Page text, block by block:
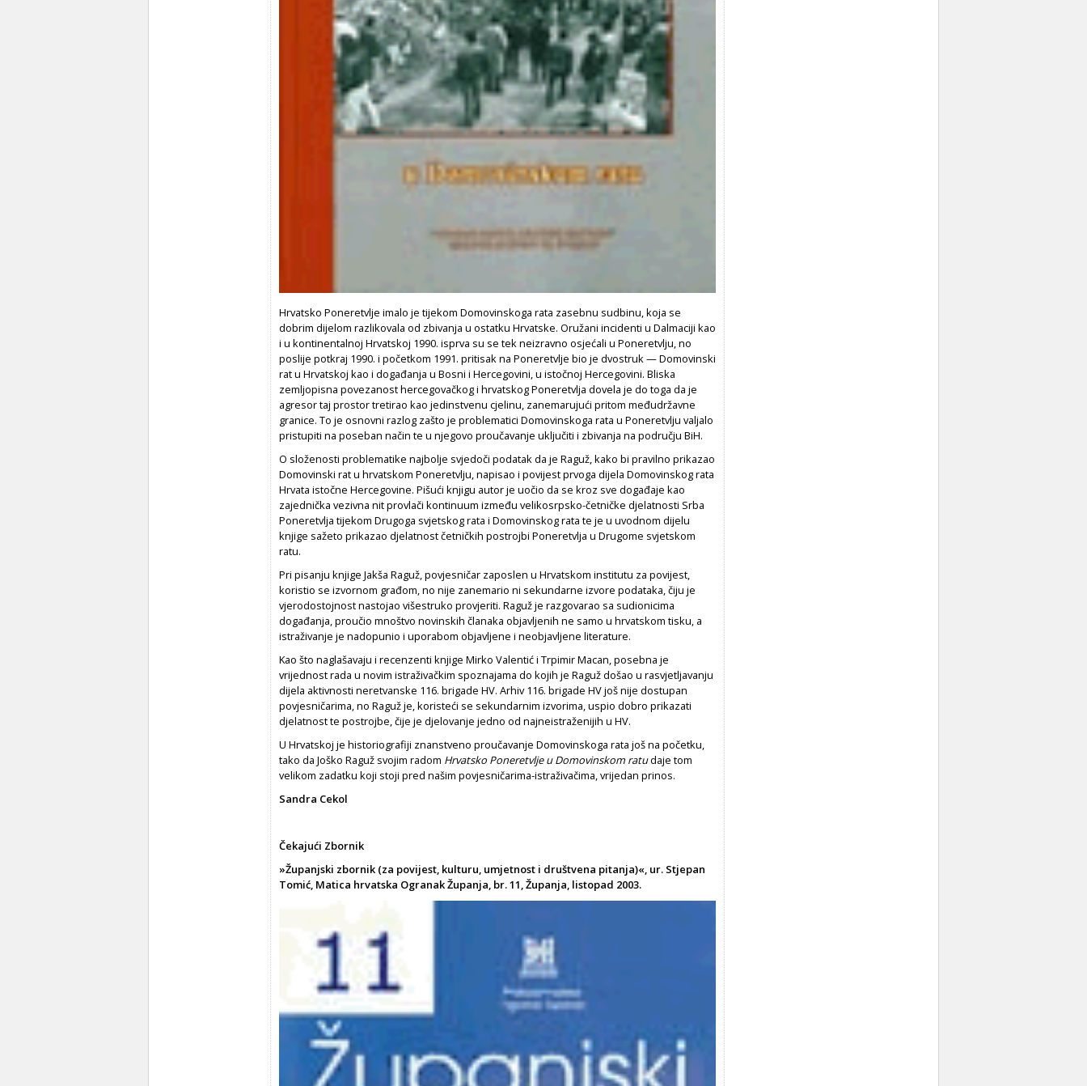
Hrvatsko Poneretvlje imalo je tijekom Domovinskoga rata zasebnu sudbinu, koja se
dobrim dijelom razlikovala od zbivanja u ostatku Hrvatske. Oružani incidenti u Dalmaciji kao
i u kontinentalnoj Hrvatskoj 1990. isprva su se tek neizravno osjećali u Poneretvlju, no
poslije potkraj 1990. i početkom 1991. pritisak na Poneretvlje bio je dvostruk — Domovinski
rat u Hrvatskoj kao i događanja u Bosni i Hercegovini, u istočnoj Hercegovini. Bliska
zemljopisna povezanost hercegovačkog i hrvatskog Poneretvlja dovela je do toga da je
agresor taj prostor tretirao kao jedinstvenu cjelinu, zanemarujući pritom međudržavne
granice. To je osnovni razlog zašto je problematici Domovinskoga rata u Poneretvlju valjalo
pristupiti na poseban način te u njegovo proučavanje uključiti i zbivanja na području BiH.
O složenosti problematike najbolje svjedoči podatak da je Raguž, kako bi pravilno prikazao
Domovinski rat u hrvatskom Poneretvlju, napisao i povijest prvoga dijela Domovinskog rata
Hrvata istočne Hercegovine. Pišući knjigu autor je uočio da se kroz sve događaje kao
zajednička vezivna nit provlači kontinuum između velikosrpsko-četničke djelatnosti Srba
Poneretvlja tijekom Drugoga svjetskog rata i Domovinskog rata te je u uvodnom dijelu
knjige sažeto prikazao djelatnost četničkih postrojbi Poneretvlja u Drugome svjetskom
ratu.
Pri pisanju knjige Jakša Raguž, povjesničar zaposlen u Hrvatskom institutu za povijest,
koristio se izvornom građom, no nije zanemario ni sekundarne izvore podataka, čiju je
vjerodostojnost nastojao višestruko provjeriti. Raguž je razgovarao sa sudionicima
događanja, proučio mnoštvo novinskih članaka objavljenih ne samo u hrvatskom tisku, a
istraživanje je nadopunio i uporabom objavljene i neobjavljene literature.
Kao što naglašavaju i recenzenti knjige Mirko Valentić i Trpimir Macan, posebna je
vrijednost rada u novim istraživačkim spoznajama do kojih je Raguž došao u rasvjetljavanju
dijela aktivnosti neretvanske 116. brigade HV. Arhiv 116. brigade HV još nije dostupan
povjesničarima, no Raguž je, koristeći se sekundarnim izvorima, uspio dobro prikazati
djelatnost te postrojbe, čije je djelovanje jedno od najneistraženijih u HV.
U Hrvatskoj je historiografiji znanstveno proučavanje Domovinskoga rata još na početku,
tako da Joško Raguž svojim radom Hrvatsko Poneretvlje u Domovinskom ratudaje tom
velikom zadatku koji stoji pred našim povjesničarima-istraživačima, vrijedan prinos.
Sandra Cekol
Čekajući Zbornik
»Županjski zbornik (za povijest, kulturu, umjetnost i društvena pitanja)«, ur. Stjepan
Tomić, Matica hrvatska Ogranak Županja, br. 11, Županja, listopad 2003.